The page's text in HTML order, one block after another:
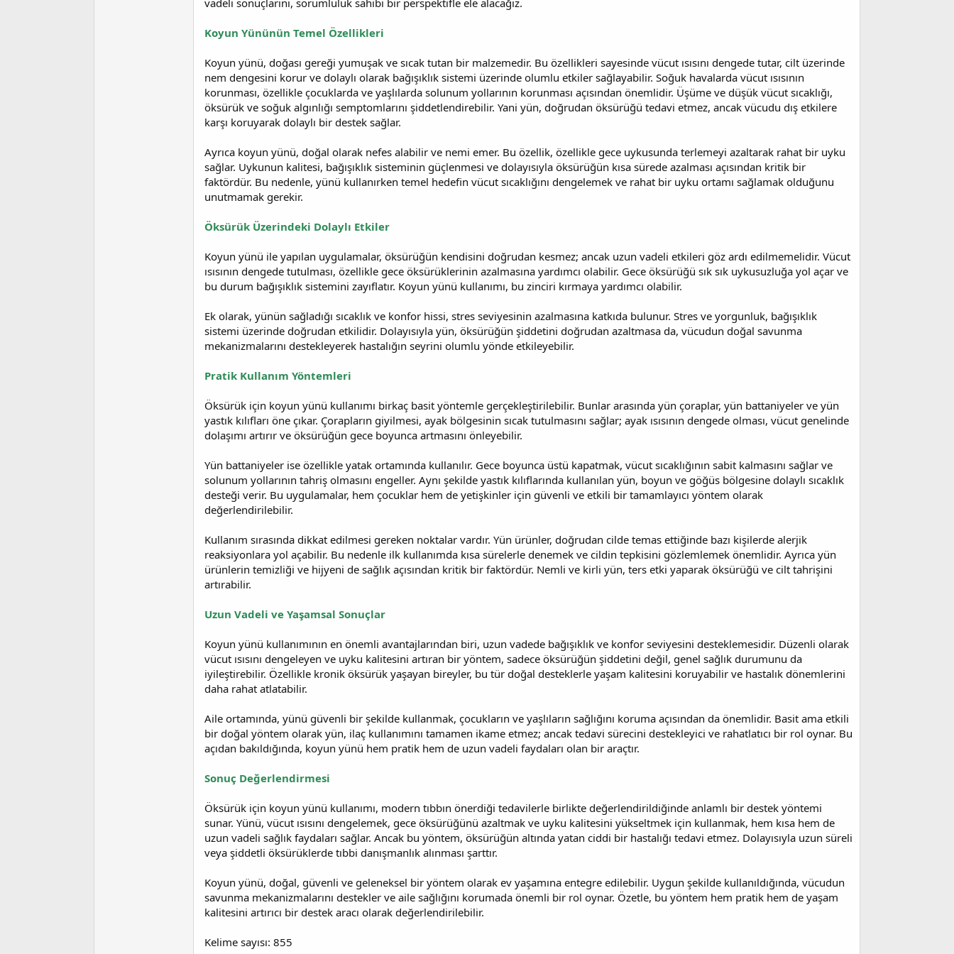
vadeli sonuçlarını, sorumluluk sahibi bir perspektifle ele alacağız.
Koyun Yününün Temel Özellikleri
Koyun yünü, doğası gereği yumuşak ve sıcak tutan bir malzemedir. Bu özellikleri sayesinde vücut ısısını dengede tutar, cilt üzerinde
nem dengesini korur ve dolaylı olarak bağışıklık sistemi üzerinde olumlu etkiler sağlayabilir. Soğuk havalarda vücut ısısının
korunması, özellikle çocuklarda ve yaşlılarda solunum yollarının korunması açısından önemlidir. Üşüme ve düşük vücut sıcaklığı,
öksürük ve soğuk algınlığı semptomlarını şiddetlendirebilir. Yani yün, doğrudan öksürüğü tedavi etmez, ancak vücudu dış etkilere
karşı koruyarak dolaylı bir destek sağlar.
Ayrıca koyun yünü, doğal olarak nefes alabilir ve nemi emer. Bu özellik, özellikle gece uykusunda terlemeyi azaltarak rahat bir uyku
sağlar. Uykunun kalitesi, bağışıklık sisteminin güçlenmesi ve dolayısıyla öksürüğün kısa sürede azalması açısından kritik bir
faktördür. Bu nedenle, yünü kullanırken temel hedefin vücut sıcaklığını dengelemek ve rahat bir uyku ortamı sağlamak olduğunu
unutmamak gerekir.
Öksürük Üzerindeki Dolaylı Etkiler
Koyun yünü ile yapılan uygulamalar, öksürüğün kendisini doğrudan kesmez; ancak uzun vadeli etkileri göz ardı edilmemelidir. Vücut
ısısının dengede tutulması, özellikle gece öksürüklerinin azalmasına yardımcı olabilir. Gece öksürüğü sık sık uykusuzluğa yol açar ve
bu durum bağışıklık sistemini zayıflatır. Koyun yünü kullanımı, bu zinciri kırmaya yardımcı olabilir.
Ek olarak, yünün sağladığı sıcaklık ve konfor hissi, stres seviyesinin azalmasına katkıda bulunur. Stres ve yorgunluk, bağışıklık
sistemi üzerinde doğrudan etkilidir. Dolayısıyla yün, öksürüğün şiddetini doğrudan azaltmasa da, vücudun doğal savunma
mekanizmalarını destekleyerek hastalığın seyrini olumlu yönde etkileyebilir.
Pratik Kullanım Yöntemleri
Öksürük için koyun yünü kullanımı birkaç basit yöntemle gerçekleştirilebilir. Bunlar arasında yün çoraplar, yün battaniyeler ve yün
yastık kılıfları öne çıkar. Çorapların giyilmesi, ayak bölgesinin sıcak tutulmasını sağlar; ayak ısısının dengede olması, vücut genelinde
dolaşımı artırır ve öksürüğün gece boyunca artmasını önleyebilir.
Yün battaniyeler ise özellikle yatak ortamında kullanılır. Gece boyunca üstü kapatmak, vücut sıcaklığının sabit kalmasını sağlar ve
solunum yollarının tahriş olmasını engeller. Aynı şekilde yastık kılıflarında kullanılan yün, boyun ve göğüs bölgesine dolaylı sıcaklık
desteği verir. Bu uygulamalar, hem çocuklar hem de yetişkinler için güvenli ve etkili bir tamamlayıcı yöntem olarak
değerlendirilebilir.
Kullanım sırasında dikkat edilmesi gereken noktalar vardır. Yün ürünler, doğrudan cilde temas ettiğinde bazı kişilerde alerjik
reaksiyonlara yol açabilir. Bu nedenle ilk kullanımda kısa sürelerle denemek ve cildin tepkisini gözlemlemek önemlidir. Ayrıca yün
ürünlerin temizliği ve hijyeni de sağlık açısından kritik bir faktördür. Nemli ve kirli yün, ters etki yaparak öksürüğü ve cilt tahrişini
artırabilir.
Uzun Vadeli ve Yaşamsal Sonuçlar
Koyun yünü kullanımının en önemli avantajlarından biri, uzun vadede bağışıklık ve konfor seviyesini desteklemesidir. Düzenli olarak
vücut ısısını dengeleyen ve uyku kalitesini artıran bir yöntem, sadece öksürüğün şiddetini değil, genel sağlık durumunu da
iyileştirebilir. Özellikle kronik öksürük yaşayan bireyler, bu tür doğal desteklerle yaşam kalitesini koruyabilir ve hastalık dönemlerini
daha rahat atlatabilir.
Aile ortamında, yünü güvenli bir şekilde kullanmak, çocukların ve yaşlıların sağlığını koruma açısından da önemlidir. Basit ama etkili
bir doğal yöntem olarak yün, ilaç kullanımını tamamen ikame etmez; ancak tedavi sürecini destekleyici ve rahatlatıcı bir rol oynar. Bu
açıdan bakıldığında, koyun yünü hem pratik hem de uzun vadeli faydaları olan bir araçtır.
Sonuç Değerlendirmesi
Öksürük için koyun yünü kullanımı, modern tıbbın önerdiği tedavilerle birlikte değerlendirildiğinde anlamlı bir destek yöntemi
sunar. Yünü, vücut ısısını dengelemek, gece öksürüğünü azaltmak ve uyku kalitesini yükseltmek için kullanmak, hem kısa hem de
uzun vadeli sağlık faydaları sağlar. Ancak bu yöntem, öksürüğün altında yatan ciddi bir hastalığı tedavi etmez. Dolayısıyla uzun süreli
veya şiddetli öksürüklerde tıbbi danışmanlık alınması şarttır.
Koyun yünü, doğal, güvenli ve geleneksel bir yöntem olarak ev yaşamına entegre edilebilir. Uygun şekilde kullanıldığında, vücudun
savunma mekanizmalarını destekler ve aile sağlığını korumada önemli bir rol oynar. Özetle, bu yöntem hem pratik hem de yaşam
kalitesini artırıcı bir destek aracı olarak değerlendirilebilir.
Kelime sayısı: 855